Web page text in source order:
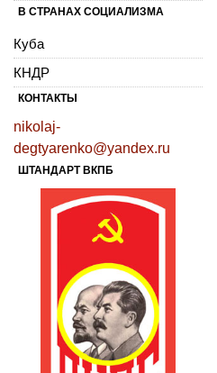
В СТРАНАХ СОЦИАЛИЗМА
Куба
КНДР
КОНТАКТЫ
nikolaj-
degtyarenko@yandex.ru
ШТАНДАРТ ВКПБ